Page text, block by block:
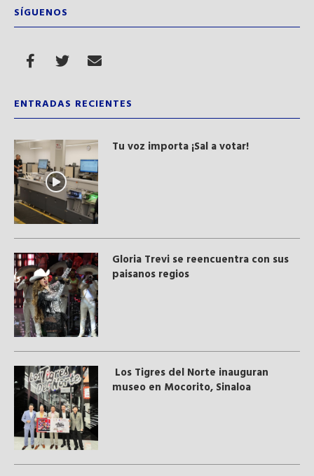
SÍGUENOS
ENTRADAS RECIENTES
Tu voz importa ¡Sal a votar!
Gloria Trevi se reencuentra con sus
paisanos regios
Los Tigres del Norte inauguran
museo en Mocorito, Sinaloa